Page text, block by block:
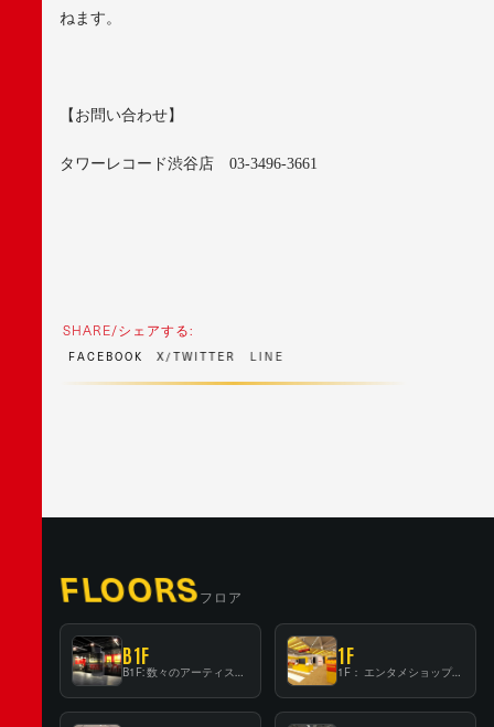
ねます。
【お問い合わせ】
タワーレコード渋谷店 03-3496-3661
SHARE/シェアする:
FACEBOOK X/TWITTER INE
FLOORSフロア
B1F 1F
1F： エンタメショップならではのイマーシブ空間